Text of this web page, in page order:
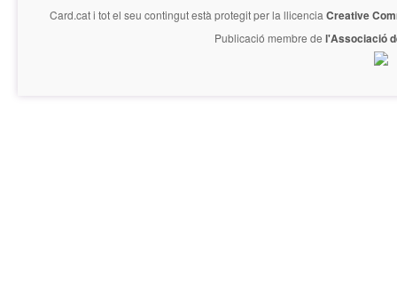
Card.cati tot el seu contingut està protegit per la llicencia Creative
Publicació membre de l'Associació